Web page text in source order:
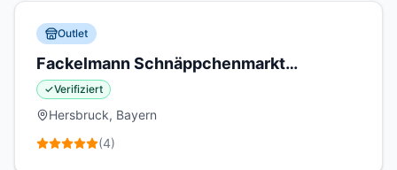
Outlet
Fackelmann Schnäppchenmarkt
Hersbruck
✓Verifiziert
Hersbruck, Bayern
(4)